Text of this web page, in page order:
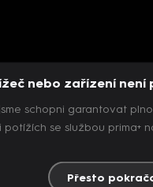
nebo zařízení není
schopni garantovat
se službou prima+
Přesto